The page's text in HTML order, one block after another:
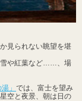
見られない眺望を堪
雪や紅葉など……、場
」 では、富士を望み
空と夜景、朝は日の